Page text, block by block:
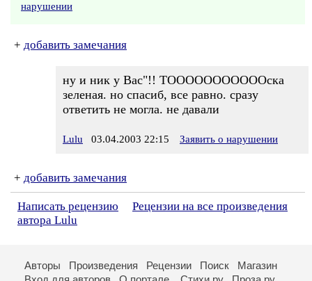
нарушении
+ добавить замечания
ну и ник у Вас"!! ТОООООООООООска
зеленая. но спасиб, все равно. сразу
ответить не могла. не давали
Lulu 03.04.2003 22:15 Заявить о нарушении
+ добавить замечания
Написать рецензию
Рецензии на все произведения
автора Lulu
Авторы Произведения Рецензии Поиск
Магазин